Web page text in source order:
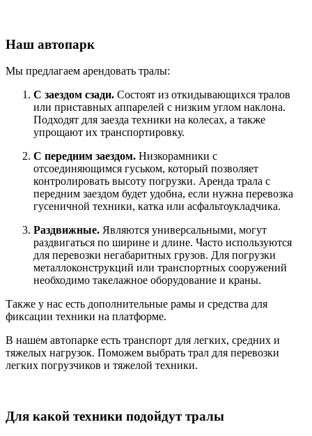
Наш автопарк
Мы предлагаем арендовать тралы:
С заездом сзади. Состоят из откидывающихся тралов
или приставных аппарелей с низким углом наклона.
Подходят для заезда техники на колесах, а также
упрощают их транспортировку.
С передним заездом. Низкорамники с
отсоединяющимся гуськом, который позволяет
контролировать высоту погрузки. Аренда трала с
передним заездом будет удобна, если нужна перевозка
гусеничной техники, катка или асфальтоукладчика.
Раздвижные. Являются универсальными, могут
раздвигаться по ширине и длине. Часто используются
для перевозки негабаритных грузов. Для погрузки
металлоконструкций или транспортных сооружений
необходимо такелажное оборудование и краны.
Также у нас есть дополнительные рамы и средства для
фиксации техники на платформе.
В нашем автопарке есть транспорт для легких, средних и
тяжелых нагрузок. Поможем выбрать трал для перевозки
легких погрузчиков и тяжелой техники.
Для какой техники подойдут тралы